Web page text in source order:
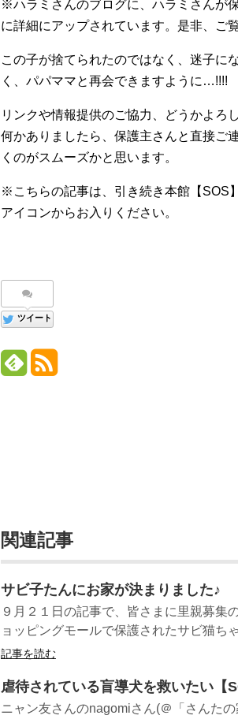
※ハラミさんのブログに、ハラミさんが
に詳細にアップされています。是非、ご
この子が捨てられたのではなく、迷子
く、パパママと再会できますように…!!!!
リンクや情報提供のご協力、どうかよろ
何かありましたら、保護主さんと直接ご
くのがスムーズかと思います。
※こちらの記事は、引き続き本館【SOS
アイコンからお入りください。
ツイート
関連記事
サビ子たんにお家が決まりました♪
９月２１日の記事で、皆さまに里親募集
ョッピングモールで保護されたサビ猫ち
記事を読む
虐待されている盲導犬を救いたい【
ニャン友さんのnagomiさん(＠「さんた